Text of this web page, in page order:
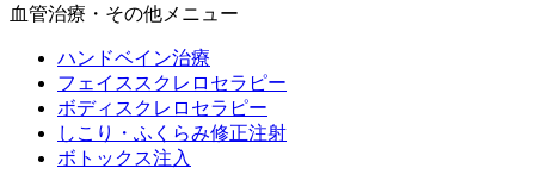
血管治療・その他メニュー
ハンドベイン治療
フェイススクレロセラピー
ボディスクレロセラピー
しこり・ふくらみ修正注射
ボトックス注入